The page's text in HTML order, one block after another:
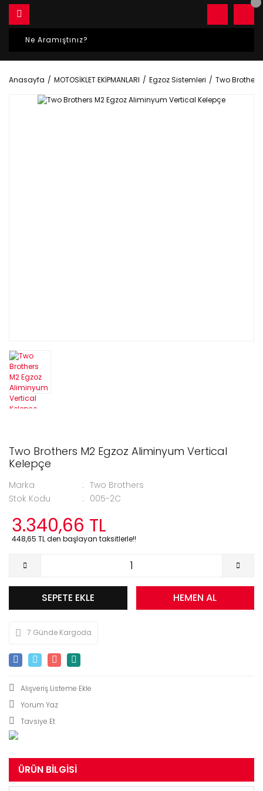
Anasayfa MOTOSİKLET EKİPMANLARI Egzoz Sistemleri Two Brothers
Two Brothers M2 Egzoz Aliminyum Vertical
Kelepçe
Marka
Two Brothers
Stok Kodu
005-2C
3.340,66 TL
448,65 TL den başlayan taksitlerle!!
SEPETE EKLE HEMEN AL
7 Günde Kargoda
Yorum Yaz
Tavsiye Et
ÜRÜN BILGISI